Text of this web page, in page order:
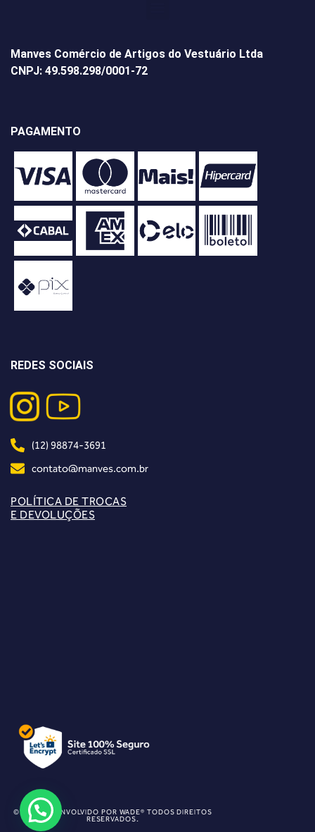
Manves Comércio de Artigos do Vestuário Ltda
CNPJ: 49.598.298/0001-72
PAGAMENTO
REDES SOCIAIS
(12) 98874-3691
contato@manves.com.br
POLÍTICA DE TROCAS
E DEVOLUÇÕES
© 2025 DESENVOLVIDO POR WADE® TODOS DIREITOS
RESERVADOS.